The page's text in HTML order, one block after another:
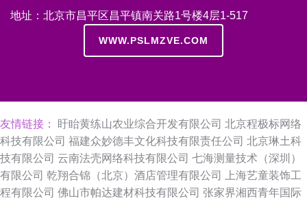
地址：北京市昌平区昌平镇南关路1号楼4层1-517
WWW.PSLMZVE.COM
友情链接： 盱眙黄练山农业综合开发有限公司 北京程极标网络
科技有限公司 福建众妙德丰文化科技有限责任公司 北京琳土科
技有限公司 云南法壳网络科技有限公司 七海测量技术（深圳）
有限公司 乾翔合锦（北京）酒店管理有限公司
上海艺童装饰工
程有限公司 佛山市帕达建材科技有限公司 张家界湘西青年国际